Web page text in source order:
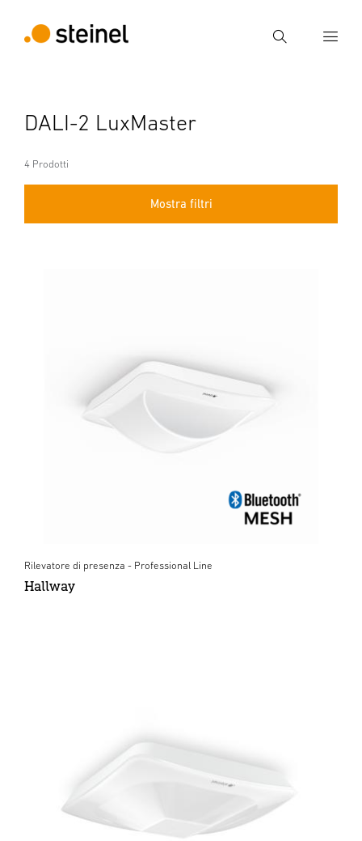
Ricerca
Ricerca
DALI-2 LuxMaster
4 Prodotti
Mostra filtri
Rilevatore di presenza - Professional Line
Hallway